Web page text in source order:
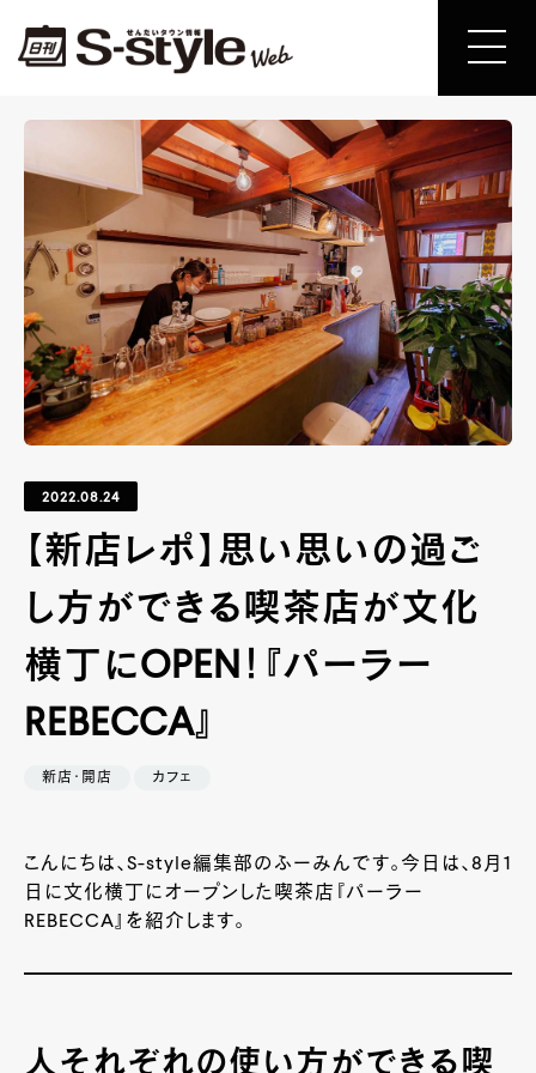
2022.08.24
【新店レポ】思い思いの過ご
し方ができる喫茶店が文化
横丁にOPEN！『パーラー
REBECCA』
新店・開店 カフェ
こんにちは、S-style編集部のふーみんです。今日は、8月1
日に文化横丁にオープンした喫茶店『パーラー
REBECCA』を紹介します。
人それぞれの使い方ができる喫